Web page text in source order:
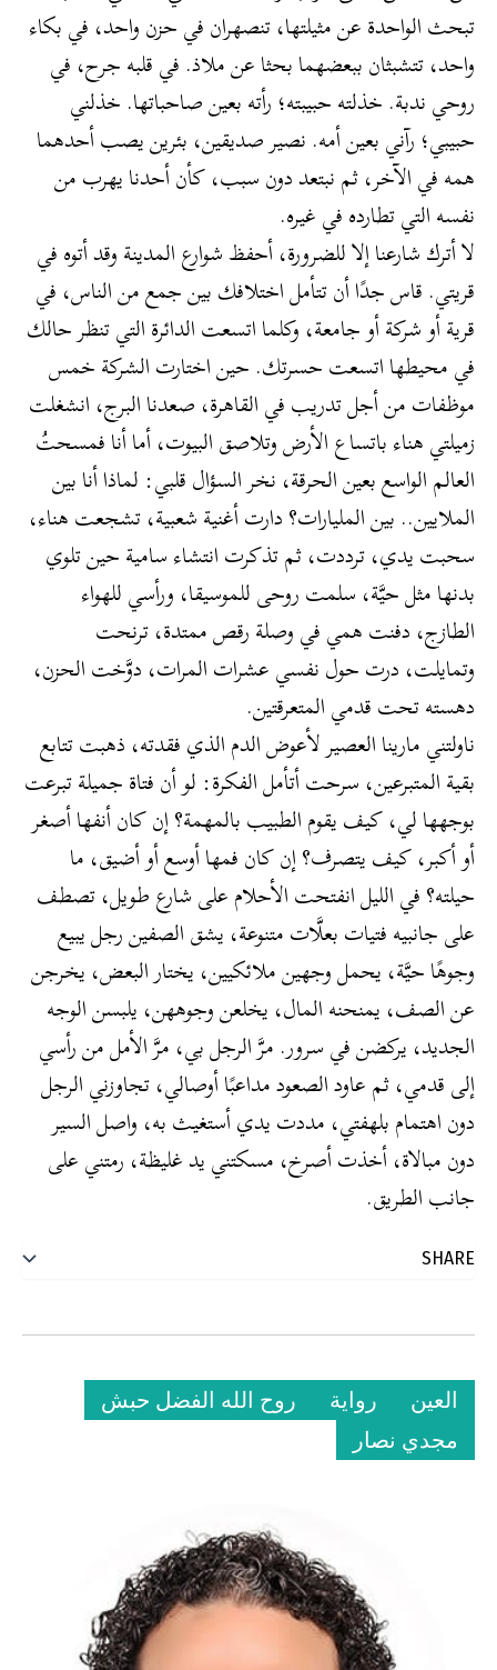
تبحث الواحدة عن مثيلتها، تنصهران في حزن واحد، في بكاء
واحد، تتشبثان ببعضهما بحثا عن ملاذ. في قلبه جرح، في
روحي ندبة. خذلته حبيبته؛ رأته بعين صاحباتها. خذلني
حبيبي؛ رآني بعين أمه. نصير صديقين، بئرين يصب أحدهما
همه في الآخر، ثم نبتعد دون سبب، كأن أحدنا يهرب من
نفسه التي تطارده في غيره.
لا أترك شارعنا إلا للضرورة، أحفظ شوارع المدينة وقد أتوه في
قريتي. قاس جدًا أن تتأمل اختلافك بين جمع من الناس، في
قرية أو شركة أو جامعة، وكلما اتسعت الدائرة التي تنظر حالك
في محيطها اتسعت حسرتك. حين اختارت الشركة خمس
موظفات من أجل تدريب في القاهرة، صعدنا البرج، انشغلت
زميلتي هناء باتساع الأرض وتلاصق البيوت، أما أنا فمسحتُ
العالم الواسع بعين الحرقة، نخر السؤال قلبي: لماذا أنا بين
الملايين.. بين المليارات؟ دارت أغنية شعبية، تشجعت هناء،
سحبت يدي، ترددت، ثم تذكرت انتشاء سامية حين تلوي
بدنها مثل حيَّة، سلمت روحى للموسيقا، ورأسي للهواء
الطازج، دفنت همي في وصلة رقص ممتدة، ترنحت
وتمايلت، درت حول نفسي عشرات المرات، دوَّخت الحزن،
دهسته تحت قدمي المتعرقتين.
ناولتني مارينا العصير لأعوض الدم الذي فقدته، ذهبت تتابع
بقية المتبرعين، سرحت أتأمل الفكرة: لو أن فتاة جميلة تبرعت
بوجهها لي، كيف يقوم الطبيب بالمهمة؟ إن كان أنفها أصغر
أو أكبر، كيف يتصرف؟ إن كان فمها أوسع أو أضيق، ما
حيلته؟ في الليل انفتحت الأحلام على شارع طويل، تصطف
على جانبيه فتيات بعلَّات متنوعة، يشق الصفين رجل يبيع
وجوهًا حيَّة، يحمل وجهين ملائكيين، يختار البعض، يخرجن
عن الصف، يمنحنه المال، يخلعن وجوههن، يلبسن الوجه
الجديد، يركضن في سرور. مرَّ الرجل بي، مرَّ الأمل من رأسي
إلى قدمي، ثم عاود الصعود مداعبًا أوصالي، تجاوزني الرجل
دون اهتمام بلهفتي، مددت يدي أستغيث به، واصل السير
دون مبالاة، أخذت أصرخ، مسكتني يد غليظة، رمتني على
جانب الطريق.
العين رواية
روح الله الفضل حبش
مجدي نصار